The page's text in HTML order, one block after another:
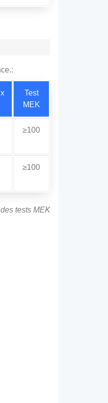
Test
MEK
≥100
≥100
tests MEK